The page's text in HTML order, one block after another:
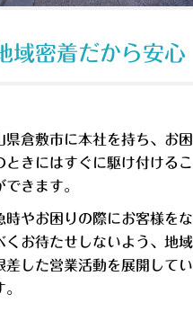
域密着だから安心
県倉敷市に本社を持ち、お困
ときにはすぐに駆け付けるこ
できます。
時やお困りの際にお客様をな
くお待たせしないよう、地域
差した営業活動を展開してい